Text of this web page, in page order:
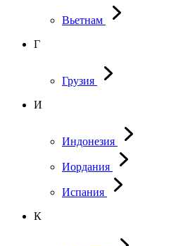
Вьетнам
Г
Грузия
И
Индонезия
Иордания
Испания
К